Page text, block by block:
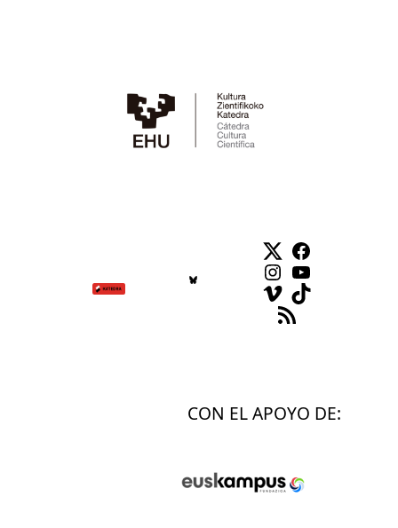
TwitterFacebook
Instagram
YouTube
VimeoTikTok
Feed RSS
CON EL APOYO DE: